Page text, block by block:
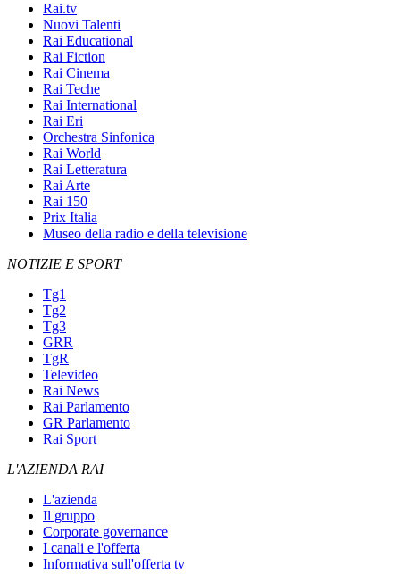
Rai.tv
Nuovi Talenti
Rai Educational
Rai Fiction
Rai Cinema
Rai Teche
Rai International
Rai Eri
Orchestra Sinfonica
Rai World
Rai Letteratura
Rai Arte
Rai 150
Prix Italia
Museo della radio e della televisione
NOTIZIE E SPORT
Tg1
Tg2
Tg3
GRR
TgR
Televideo
Rai News
Rai Parlamento
GR Parlamento
Rai Sport
L'AZIENDA RAI
L'azienda
Il gruppo
Corporate governance
I canali e l'offerta
Informativa sull'offerta tv